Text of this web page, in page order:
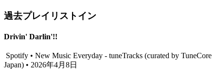
過去プレイリストイン
Drivin' Darlin'!!
Spotify • New Music Everyday - tuneTracks (curated by TuneCore
Japan) • 2026年4月8日